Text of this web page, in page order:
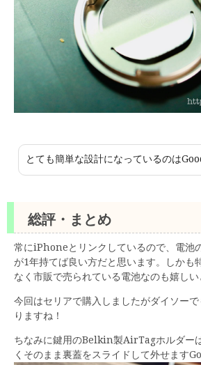
とても簡単な設計になっているのは
総評・まとめ
常にiPhoneとリンクしているので、電池
が1年持てば良い方だと思います。しかも
なく市販で売られている電池なのも嬉しい
今回はセリアで購入しましたがダイソー
りますね！
ちなみに鍵用のBelkin製AirTagホルダー
くそのまま裏蓋をスライドして外せます